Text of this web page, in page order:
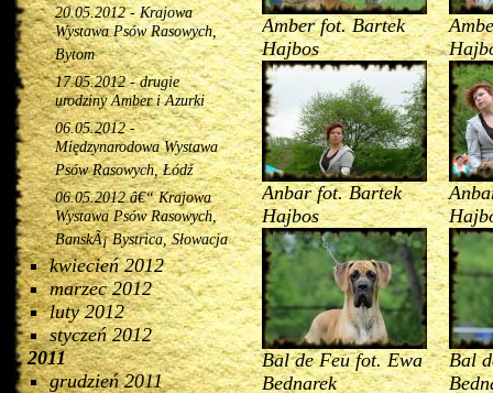
20.05.2012 - Krajowa
Wystawa Psów Rasowych,
Bytom
17.05.2012 - drugie
urodziny Amber i Azurki
06.05.2012 -
Międzynarodowa Wystawa
Psów Rasowych, Łódź
06.05.2012 â€“ Krajowa
Wystawa Psów Rasowych,
BanskÃ¡ Bystrica, Słowacja
kwiecień 2012
marzec 2012
luty 2012
styczeń 2012
2011
grudzień 2011
Amber fot. Bartek
Hajbos
Anbar fot. Bartek
Hajbos
Bal de Feu fot. Ewa
Bednarek
Bal